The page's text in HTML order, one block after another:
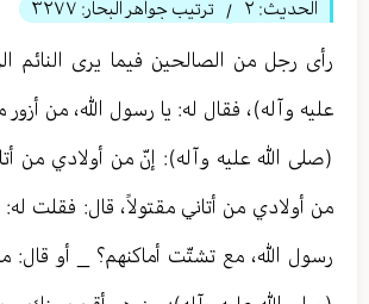
الحديث: ٢ / ترتيب جواهر البحار: ٣٢٧٧
رأى رجل من الصالحين فيما يرى النائم
عليه وآله)، فقال له: يا رسول الله، من
(صلى الله عليه وآله): إنّ من أولادي من
من أولادي من أتاني مقتولاً، قال: فقلت له:
رسول الله، مع تشتّت أماكنهم؟ _ أو